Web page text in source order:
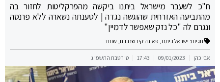
ח"כ לשעבר מישראל ביתנו ביקשה מהפרקליטות לחזור בה
מהתביעה האזרחית שהוגשה נגדה | לטענתה נשארה ללא פרנסה
ונגרם לה "כל נזק שאפשר לדמיין"
תגיות: ישראל ביתנו, פאינה קירשנבוים, שוחד
אבי כהן 09/01/2023
17:43 ט"ז טבת התשפ"ג